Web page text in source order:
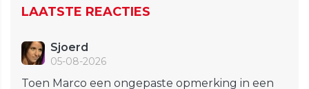
LAATSTE REACTIES
Sjoerd
05-08-2026
Toen Marco een ongepaste opmerking in een